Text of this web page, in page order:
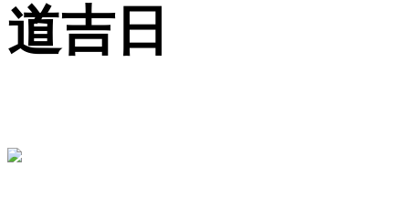
道吉日